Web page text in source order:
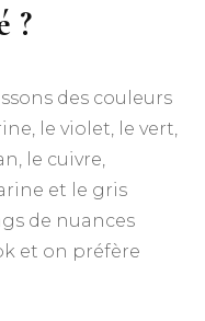
?
des couleurs
le violet, le vert,
le cuivre,
et le gris
de nuances
et on préfère